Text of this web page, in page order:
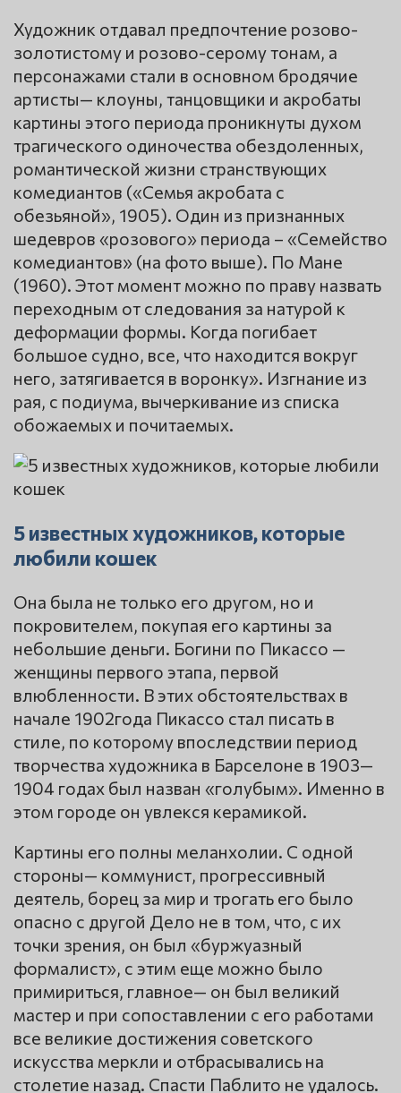
Художник отдавал предпочтение розово-
золотистому и розово-серому тонам, а
персонажами стали в основном бродячие
артисты— клоуны, танцовщики и акробаты
картины этого периода проникнуты духом
трагического одиночества обездоленных,
романтической жизни странствующих
комедиантов («Семья акробата с
обезьяной», 1905). Один из признанных
шедевров «розового» периода – «Семейство
комедиантов» (на фото выше). По Мане
(1960). Этот момент можно по праву назвать
переходным от следования за натурой к
деформации формы. Когда погибает
большое судно, все, что находится вокруг
него, затягивается в воронку». Изгнание из
рая, с подиума, вычеркивание из списка
обожаемых и почитаемых.
5 известных художников, которые
любили кошек
Она была не только его другом, но и
покровителем, покупая его картины за
небольшие деньги. Богини по Пикассо —
женщины первого этапа, первой
влюбленности. В этих обстоятельствах в
начале 1902года Пикассо стал писать в
стиле, по которому впоследствии период
творчества художника в Барселоне в 1903—
1904 годах был назван «голубым». Именно в
этом городе он увлекся керамикой.
Картины его полны меланхолии. С одной
стороны— коммунист, прогрессивный
деятель, борец за мир и трогать его было
опасно с другой Дело не в том, что, с их
точки зрения, он был «буржуазный
формалист», с этим еще можно было
примириться, главное— он был великий
мастер и при сопоставлении с его работами
все великие достижения советского
искусства меркли и отбрасывались на
столетие назад. Спасти Паблито не удалось.